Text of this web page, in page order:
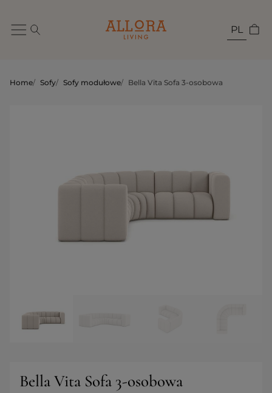
PL
Home/ Sofy/ Sofy modułowe/ Bella Vita Sofa 3-osobowa
Bella Vita Sofa 3-osobowa